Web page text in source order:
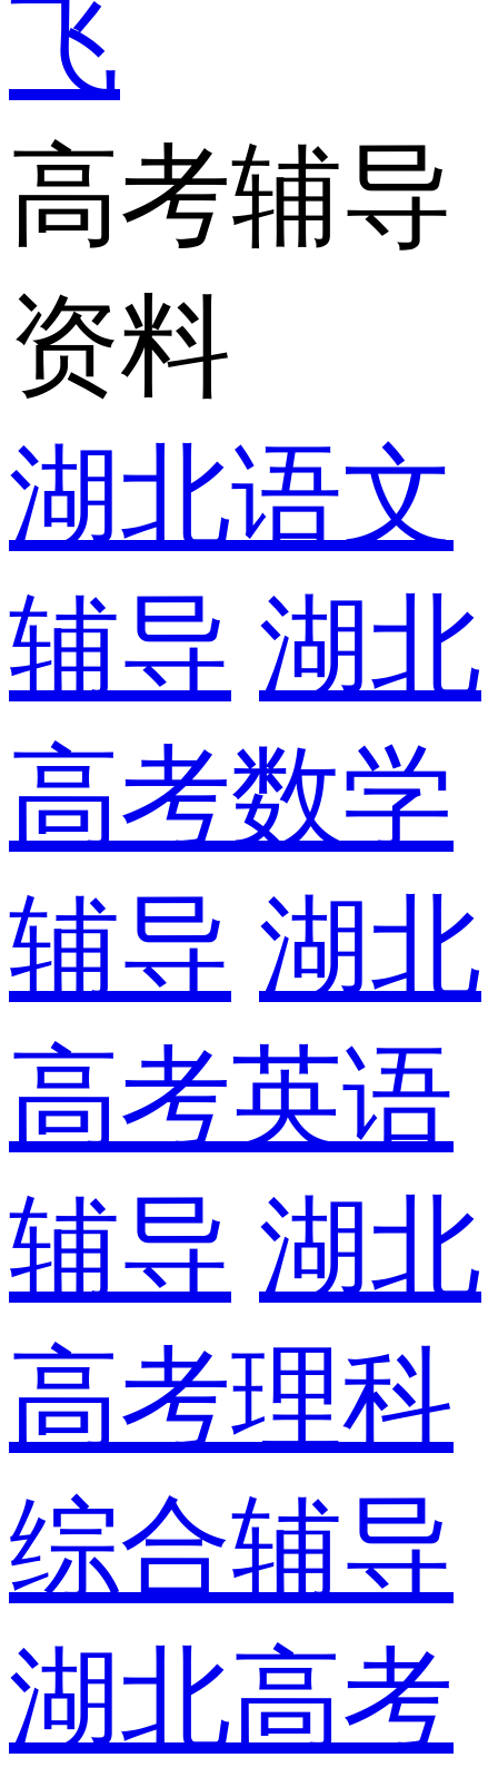
飞
高考辅导
资料
湖北语文
辅导 湖北
高考数学
辅导 湖北
高考英语
辅导 湖北
高考理科
综合辅导
湖北高考